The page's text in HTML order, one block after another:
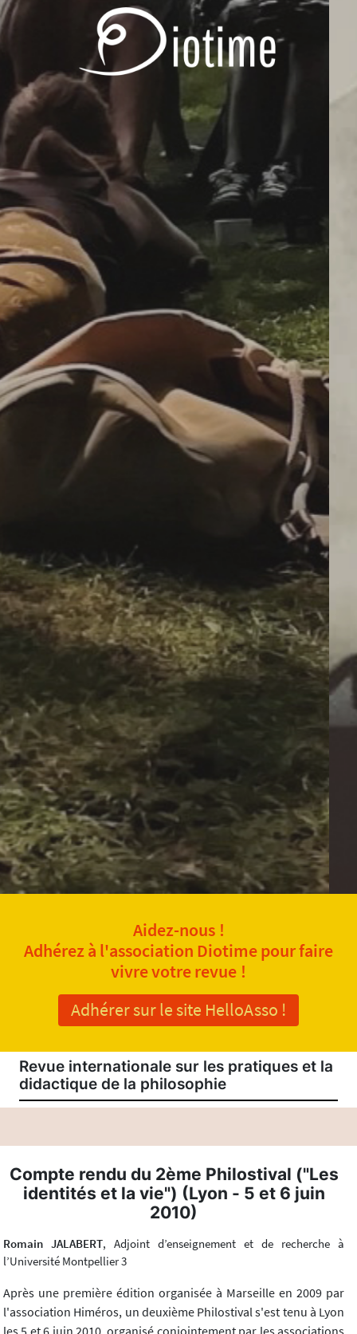
Aidez-nous !
Adhérez à l'association Diotime pour faire
vivre votre revue !
Adhérer sur le site HelloAsso !
Revue internationale sur les pratiques et la
didactique de la philosophie
Compte rendu du 2ème Philostival ("Les
identités et la vie") (Lyon - 5 et 6 juin
2010)
Romain JALABERT, Adjoint d’enseignement et de recherche à
l’Université Montpellier 3
Après une première édition organisée à Marseille en 2009 par
l'association Himéros, un deuxième Philostival s'est tenu à Lyon